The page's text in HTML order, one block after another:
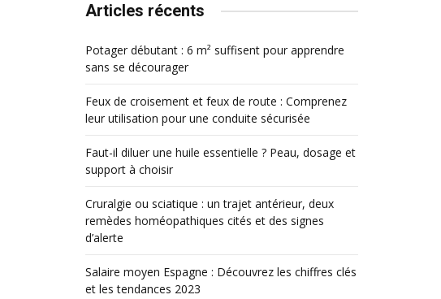
Articles récents
Potager débutant : 6 m² suffisent pour apprendre
sans se décourager
Feux de croisement et feux de route : Comprenez
leur utilisation pour une conduite sécurisée
Faut-il diluer une huile essentielle ? Peau, dosage et
support à choisir
Cruralgie ou sciatique : un trajet antérieur, deux
remèdes homéopathiques cités et des signes
d’alerte
Salaire moyen Espagne : Découvrez les chiffres clés
et les tendances 2023